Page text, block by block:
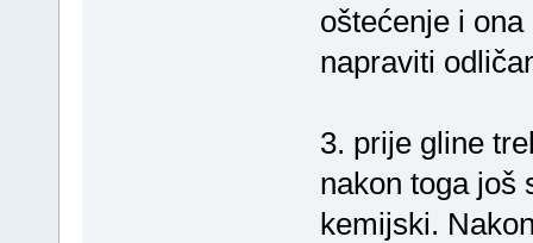
oštećenje i
napraviti
3. prije gline
nakon toga još
kemijski.